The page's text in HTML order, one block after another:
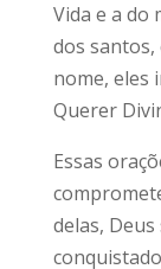
Vida e a do
dos santos,
nome, eles
Querer
Essas
delas,